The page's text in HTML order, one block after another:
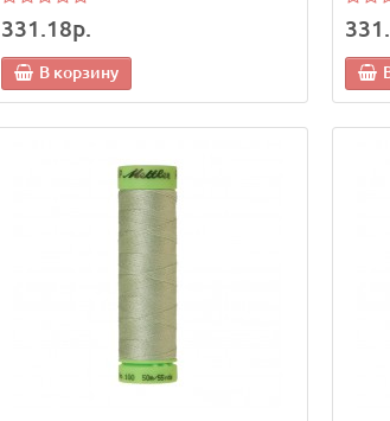
331.18р.
В корзину